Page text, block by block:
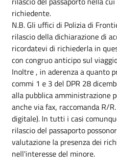
richiedente.
N.B. Gli uffici di Polizia di
rilascio della dichiarazione di
ricordatevi di richiederla in
con congruo anticipo sul
Inoltre , in aderenza a quanto
commi 1 e 3 del DPR 28
alla pubblica amministrazione
anche via fax, raccomanda R/
digitale). In tutti i casi
rilascio del passaporto
valutazione la presenza dei
nell'interesse del minore.